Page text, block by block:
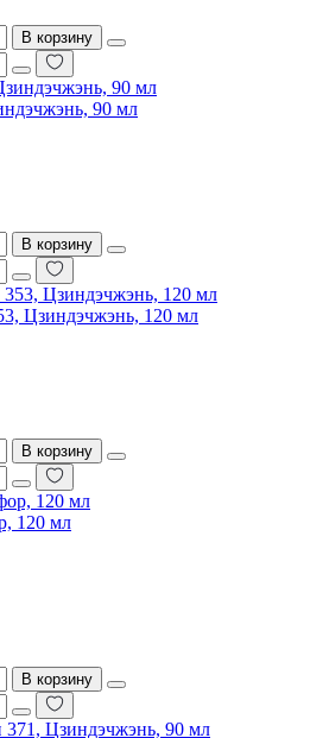
В корзину
90 мл
В корзину
Цзиндэчжэнь, 120 мл
В корзину
120 мл
В корзину